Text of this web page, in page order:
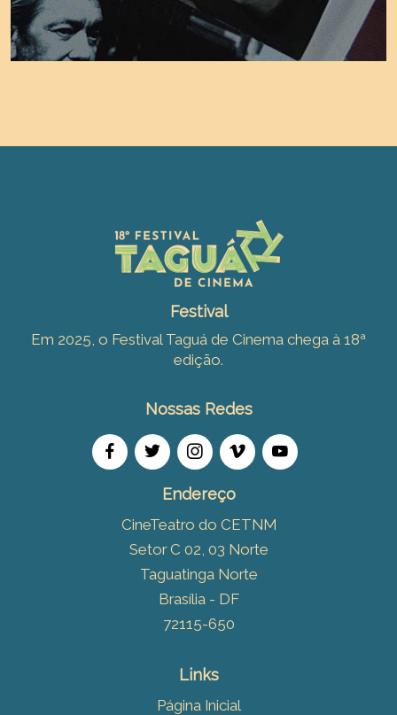
Festival
Em 2025, o Festival Taguá de Cinema chega à 18ª
edição.
Nossas Redes
Endereço
CineTeatro do CETNM
Setor C 02, 03 Norte
Taguatinga Norte
Brasília - DF
72115-650
Links
Página Inicial